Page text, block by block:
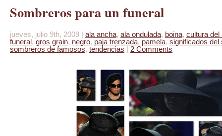
Sombreros para un funeral
jueves, julio 9th, 2009 | ala ancha, ala ondulada, boina, cultura del
funeral, gros grain, negro, paja trenzada, pamela, significados del
sombreros de famosos, tendencias | 2 Comments